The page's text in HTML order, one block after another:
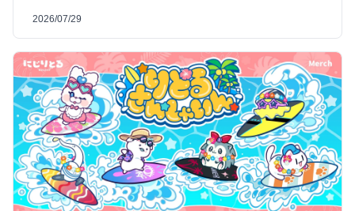
2026/07/29